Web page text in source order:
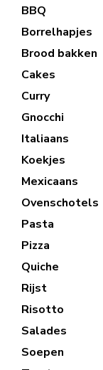
BBQ
Borrelhapjes
Brood bakken
Cakes
Curry
Gnocchi
Italiaans
Koekjes
Mexicaans
Ovenschotels
Pasta
Pizza
Quiche
Rijst
Risotto
Salades
Soepen